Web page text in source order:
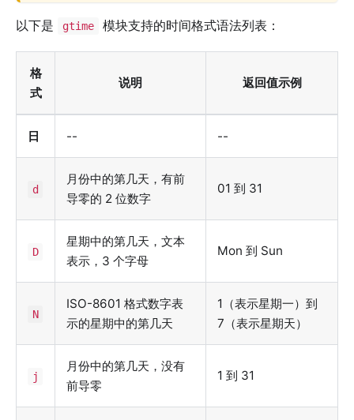
以下是 gtime 模块支持的时间格式语法列表：
格
式
说明 返回值示例
日 -- --
d
月份中的第几天，有前
导零的 2 位数字
01 到 31
D
星期中的第几天，文本
表示，3 个字母
Mon 到 Sun
N
ISO-8601 格式数字表
示的星期中的第几天
1（表示星期一）到
7（表示星期天）
j
月份中的第几天，没有
前导零
1 到 31